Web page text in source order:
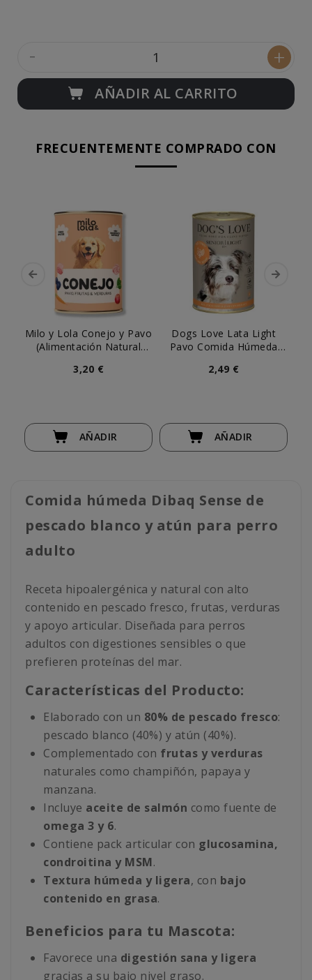
- +
AÑADIR AL CARRITO
FRECUENTEMENTE COMPRADO CON
Milo y Lola Conejo y Pavo
(Alimentación Natural
3,20 €
AÑADIR
Dogs Love Lata Light
Pavo Comida Húmeda
2,49 €
AÑADIR
Comida húmeda Dibaq Sense de
pescado blanco y atún para perro
adulto
Receta hipoalergénica y natural con alto
contenido en pescado fresco, frutas, verduras
y apoyo articular. Diseñada para perros
adultos con digestiones sensibles o que
prefieren proteínas del mar.
Características del Producto:
Elaborado con un 80% de pescado fresco:
pescado blanco (40%) y atún (40%).
Complementado con frutas y verduras
naturales como champiñón, papaya y
manzana.
Incluye aceite de salmón como fuente de
omega 3 y 6.
Contiene pack articular con glucosamina,
condroitina y MSM.
Textura húmeda y ligera, con bajo
contenido en grasa.
Beneficios para tu Mascota:
Favorece una digestión sana y ligera
gracias a su bajo nivel graso.